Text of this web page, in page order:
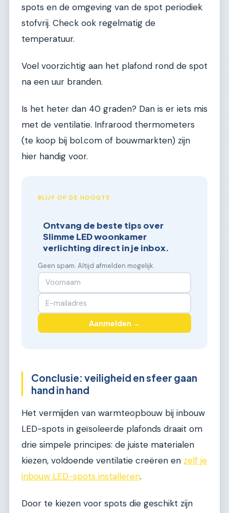
spots en de omgeving van de spot periodiek
stofvrij. Check ook regelmatig de
temperatuur.
Voel voorzichtig aan het plafond rond de spot
na een uur branden.
Is het heter dan 40 graden? Dan is er iets mis
met de ventilatie. Infrarood thermometers
(te koop bij bol.com of bouwmarkten) zijn
hier handig voor.
BLIJF OP DE HOOGTE
Ontvang de beste tips over
Slimme LED woonkamer
verlichting direct in je inbox.
Geen spam. Altijd afmelden mogelijk.
Aanmelden →
Conclusie: veiligheid en sfeer gaan
hand in hand
Het vermijden van warmteopbouw bij inbouw
LED-spots in geïsoleerde plafonds draait om
drie simpele principes: de juiste materialen
kiezen, voldoende ventilatie creëren en zelf je
inbouw LED-spots installeren.
Door te kiezen voor spots die geschikt zijn